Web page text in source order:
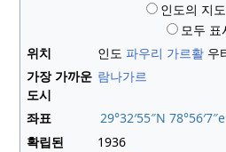
인도의 지
모두 표
위치
인도파우리 가르활 우
가장 가까운
도시
람나가르
좌표 29°32′55″N 78°56′7″e
확립된
1936